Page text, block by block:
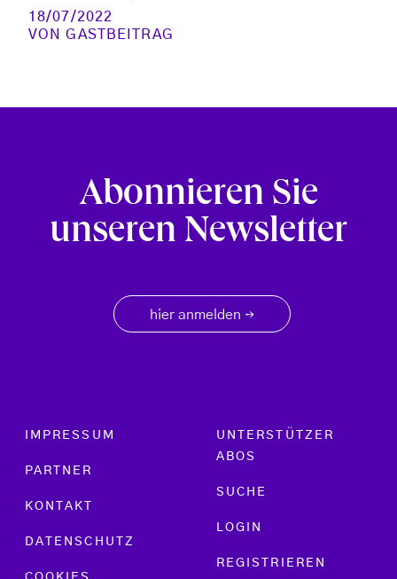
18/07/2022
VONGASTBEITRAG
Abonnieren Sie
unseren Newsletter
hier anmelden →
Footer menu
IMPRESSUM
PARTNER
KONTAKT
DATENSCHUTZ
UNTERSTÜTZER
ABOS
SUCHE
LOGIN
REGISTRIEREN